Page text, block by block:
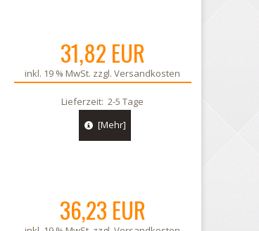
31,82 EUR
inkl. 19 % MwSt. zzgl.Versandkosten
Lieferzeit:2-5 Tage
[Mehr]
36,23 EUR